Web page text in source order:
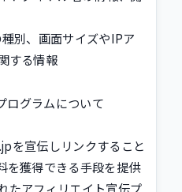
別、画面サイズやIPア
する情報
ログラムについて
を宣伝しリンクすること
を獲得できる手段を提供
たアフィリエイト宣伝プ